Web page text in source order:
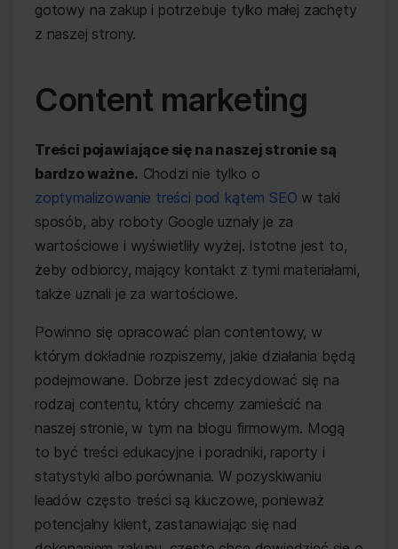
gotowy na zakup i potrzebuje tylko małej zachęty
z naszej strony.
Content marketing
Treści pojawiające się na naszej stronie są
bardzo ważne. Chodzi nie tylko o
zoptymalizowanie treści pod kątem SEO w taki
sposób, aby roboty Google uznały je za
wartościowe i wyświetliły wyżej. Istotne jest to,
żeby odbiorcy, mający kontakt z tymi materiałami,
także uznali je za wartościowe.
Powinno się opracować plan contentowy, w
którym dokładnie rozpiszemy, jakie działania będą
podejmowane. Dobrze jest zdecydować się na
rodzaj contentu, który chcemy zamieścić na
naszej stronie, w tym na blogu firmowym. Mogą
to być treści edukacyjne i poradniki, raporty i
statystyki albo porównania. W pozyskiwaniu
leadów często treści są kluczowe, ponieważ
potencjalny klient, zastanawiając się nad